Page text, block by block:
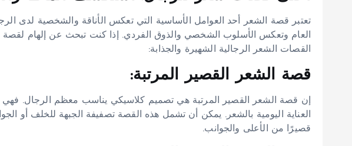
تعتبر قصة الشعر أحد العوامل الأساسية التي تعكس الأناقة والشخصية لدى
العام وتعكس الأسلوب الشخصي والذوق الفردي. إذا كنت تبحث عن إلهام لقصة
القصات الشعر الرجالية الشهيرة والجذابة:
قصة الشعر القصير المرتبة:
إن قصة الشعر القصير المرتبة هي تصميم كلاسيكي يناسب معظم الرجال.
العناية اليومية بالشعر. يمكن أن تشمل هذه القصة تصفيفة الجبهة للخلف أو
قصيرًا من الأعلى والجوانب.